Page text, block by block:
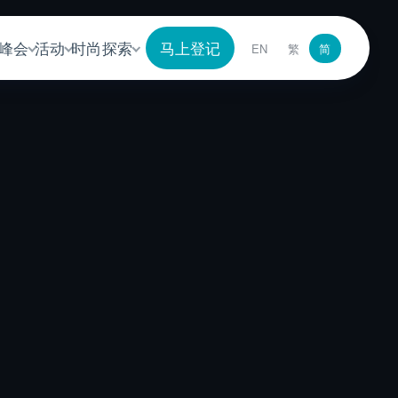
会 活动 时尚探索 马上登记 EN 繁 简